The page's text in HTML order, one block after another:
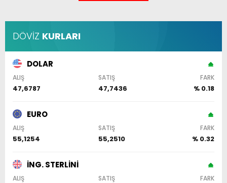
DÖVİZ KURLARI
DOLAR
ALIŞ SATIŞ FARK
47,6787 47,7436 % 0.18
EURO
ALIŞ SATIŞ FARK
55,1254 55,2510 % 0.32
İNG. STERLİNİ
ALIŞ SATIŞ FARK